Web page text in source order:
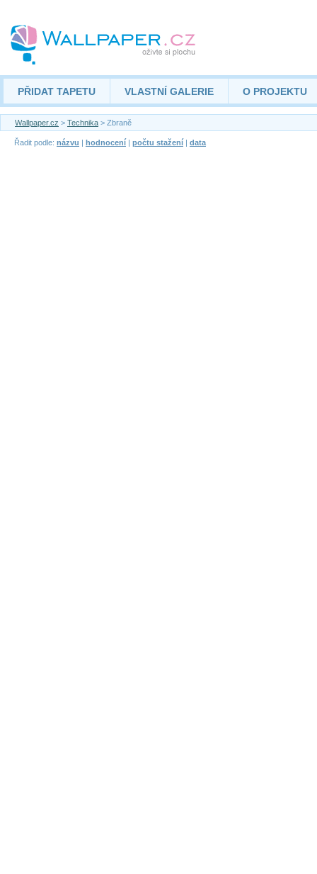
PŘIDAT TAPETU VLASTNÍ GALERIE O PROJEKTU
Wallpaper.cz > Technika > Zbraně
Řadit podle: názvu | hodnocení | počtu stažení | data